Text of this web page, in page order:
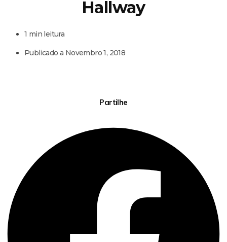
Hallway
1 min leitura
Publicado a Novembro 1, 2018
Partilhe